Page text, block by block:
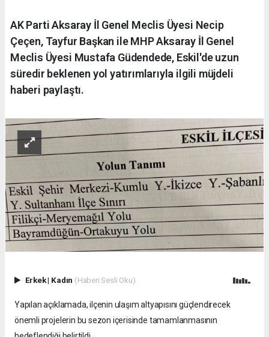
AK Parti Aksaray İl Genel Meclis Üyesi Necip
Çeçen, Tayfur Başkan ile MHP Aksaray İl Genel
Meclis Üyesi Mustafa Güdendede, Eskil'de uzun
süredir beklenen yol yatırımlarıyla ilgili müjdeli
haberi paylaştı.
Erkek| Kadın (Haberi Sesli Oku)
Yapılan açıklamada, ilçenin ulaşım altyapısını güçlendirecek
önemli projelerin bu sezon içerisinde tamamlanmasının